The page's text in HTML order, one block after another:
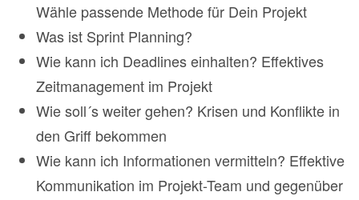
Wähle passende Methode für Dein Projekt
Was ist Sprint Planning?
Wie kann ich Deadlines einhalten? Effektives
Zeitmanagement im Projekt
Wie soll´s weiter gehen? Krisen und Konflikte in
den Griff bekommen
Wie kann ich Informationen vermitteln? Effektive
Kommunikation im Projekt-Team und gegenüber